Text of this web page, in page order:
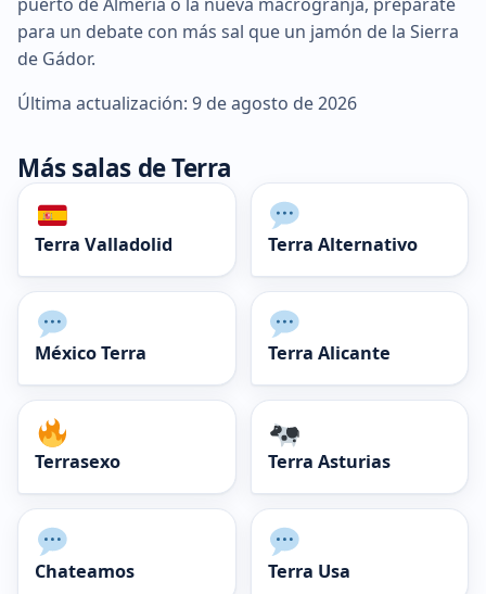
para un debate con más sal que un jamón de la Sierra
de Gádor.
Última actualización: 9 de agosto de 2026
Más salas de Terra
Terra Valladolid Terra Alternativo
México Terra Terra Alicante
Terrasexo Terra Asturias
Chateamos Terra Usa